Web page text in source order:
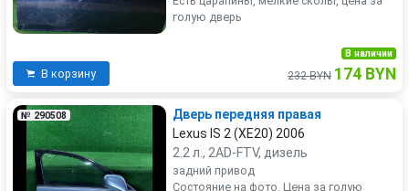
голую дверь
В корзину
В наличии
232 BYN 174 BYN
№ 290508
Дверь передняя правая
Lexus IS 2 (XE20) 2006
2.2 л., 2AD-FTV, дизель
задний привод
Состояние на фото. Цена за голую